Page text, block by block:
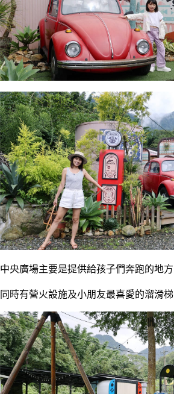
中央廣場主要是提供給孩子們奔跑的地方
同時有營火設施及小朋友最喜愛的溜滑梯